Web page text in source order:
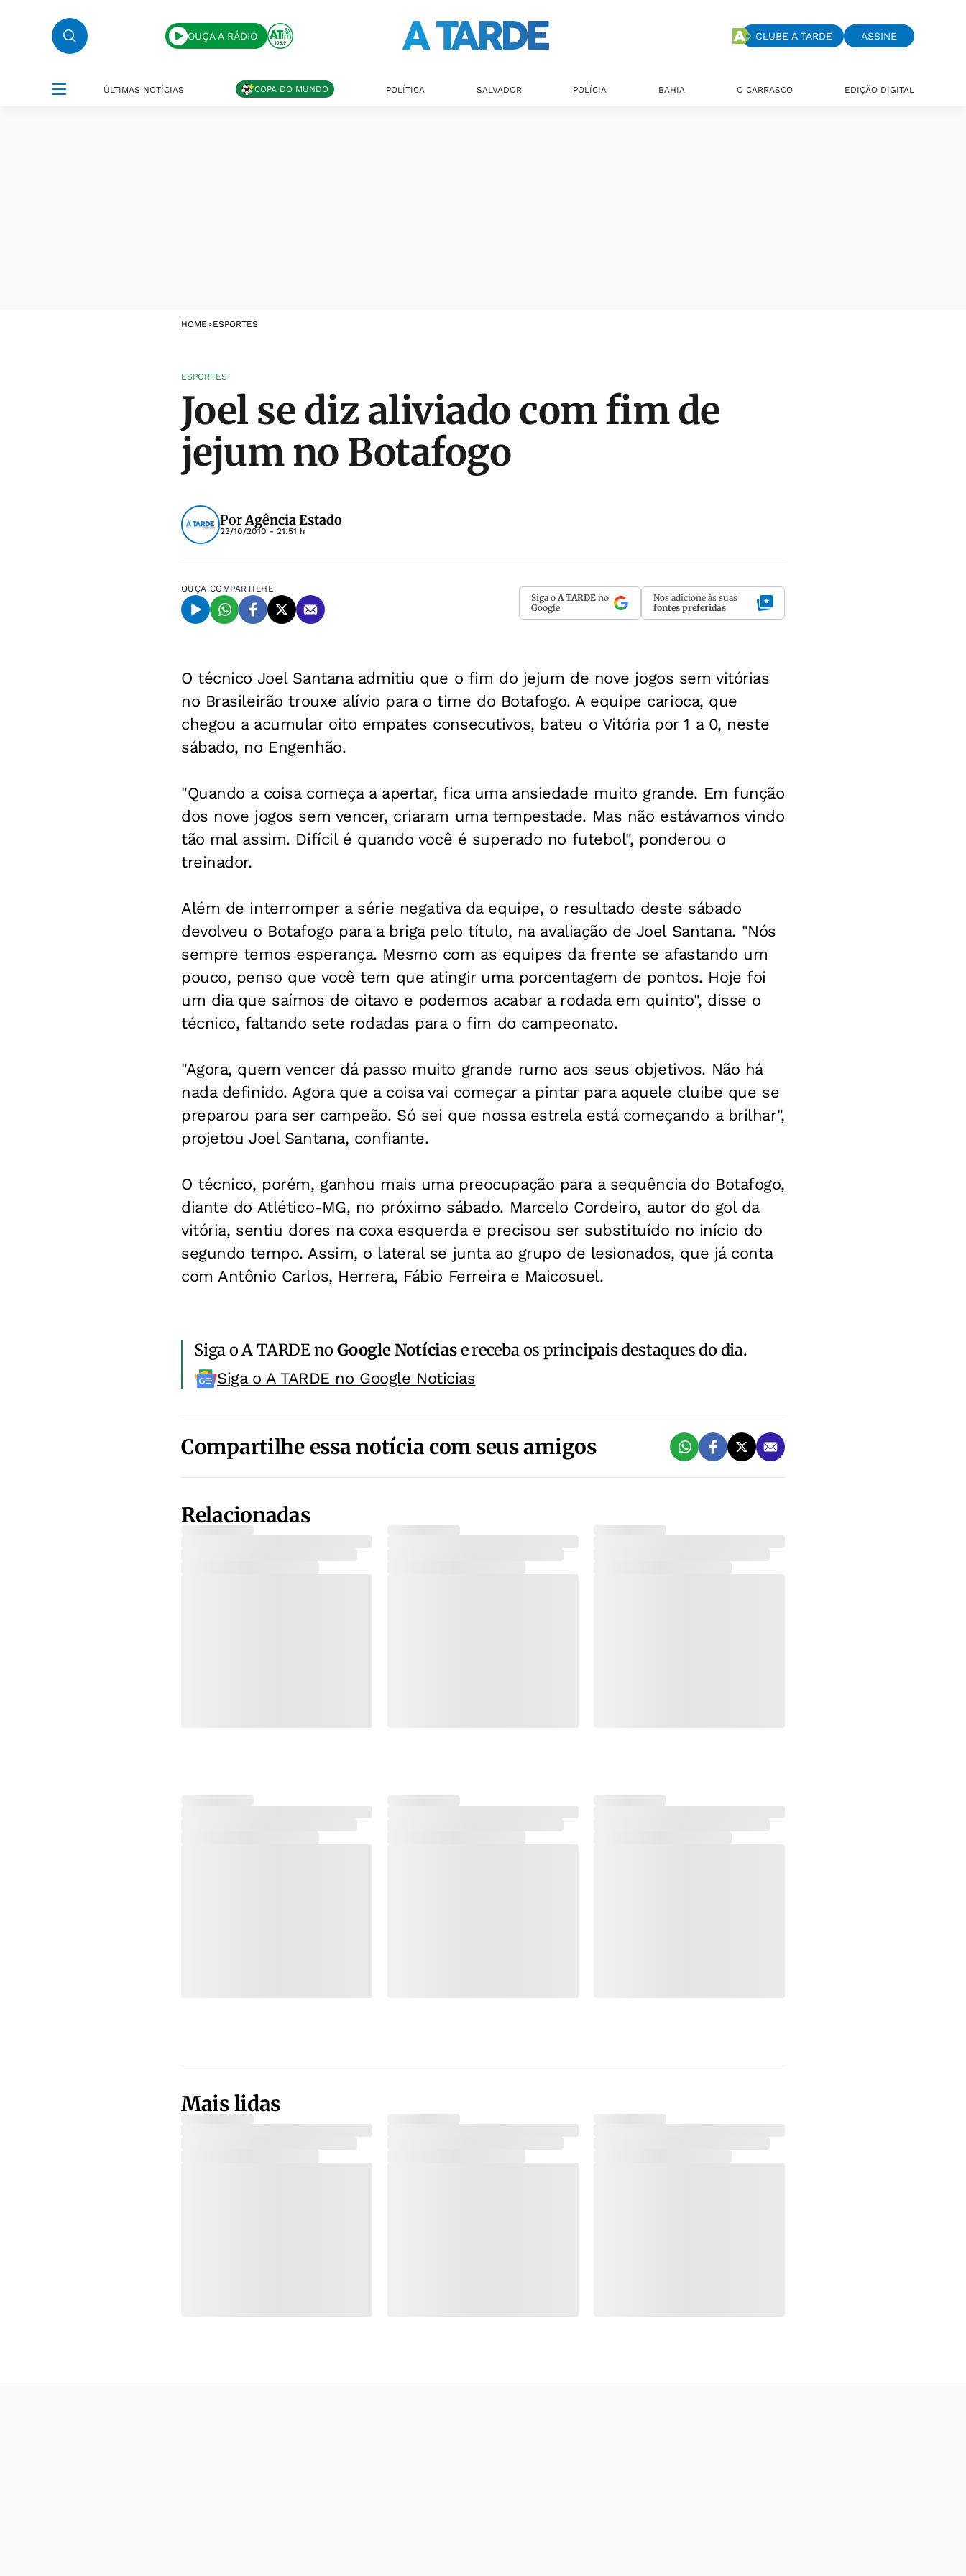
OUÇA A RÁDIO CLUBE A TARDE ASSINE
ÚLTIMAS NOTÍCIAS COPA DO MUNDO POLÍTICA SALVADOR POLÍCIA BAHIA O CARRASCO EDIÇÃO DIGITAL
HOME>ESPORTES
ESPORTES
Joel se diz aliviado com fim de
jejum no Botafogo
PorAgência Estado
23/10/2010 - 21:51 h
OUÇA COMPARTILHE
Siga o A TARDE no
Google
Nos adicione às suas
fontes preferidas
O técnico Joel Santana admitiu que o fim do jejum de nove jogos sem vitórias
no Brasileirão trouxe alívio para o time do Botafogo. A equipe carioca, que
chegou a acumular oito empates consecutivos, bateu o Vitória por 1 a 0, neste
sábado, no Engenhão.
"Quando a coisa começa a apertar, fica uma ansiedade muito grande. Em função
dos nove jogos sem vencer, criaram uma tempestade. Mas não estávamos vindo
tão mal assim. Difícil é quando você é superado no futebol", ponderou o
treinador.
Além de interromper a série negativa da equipe, o resultado deste sábado
devolveu o Botafogo para a briga pelo título, na avaliação de Joel Santana. "Nós
sempre temos esperança. Mesmo com as equipes da frente se afastando um
pouco, penso que você tem que atingir uma porcentagem de pontos. Hoje foi
um dia que saímos de oitavo e podemos acabar a rodada em quinto", disse o
técnico, faltando sete rodadas para o fim do campeonato.
"Agora, quem vencer dá passo muito grande rumo aos seus objetivos. Não há
nada definido. Agora que a coisa vai começar a pintar para aquele cluibe que se
preparou para ser campeão. Só sei que nossa estrela está começando a brilhar",
projetou Joel Santana, confiante.
O técnico, porém, ganhou mais uma preocupação para a sequência do Botafogo,
diante do Atlético-MG, no próximo sábado. Marcelo Cordeiro, autor do gol da
vitória, sentiu dores na coxa esquerda e precisou ser substituído no início do
segundo tempo. Assim, o lateral se junta ao grupo de lesionados, que já conta
com Antônio Carlos, Herrera, Fábio Ferreira e Maicosuel.
Siga o A TARDE noGoogle Notíciase receba os principais destaques do dia.
Siga o A TARDE no Google Noticias
Compartilhe essa notícia com seus amigos
Relacionadas
Mais lidas